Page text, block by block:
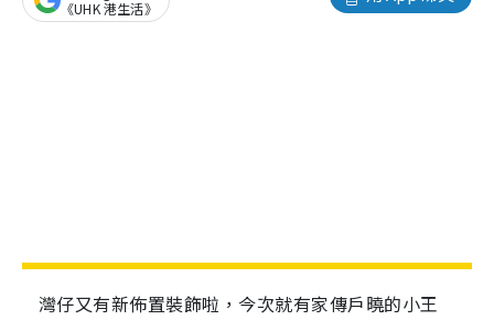
《UHK 港生活》
灣仔又有新佈置裝飾啦，今次就有家傳戶曉的小王